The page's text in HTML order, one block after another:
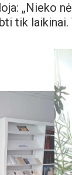
„Nieko
tik